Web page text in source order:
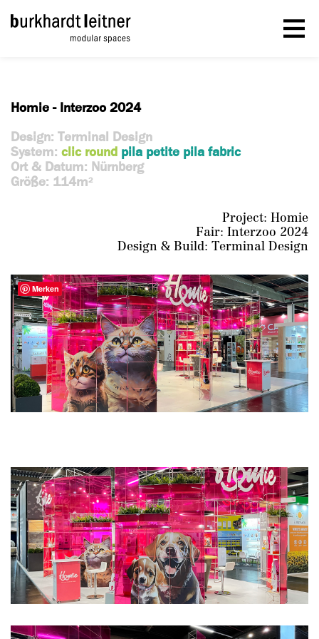
DE / EN
Homie - Interzoo 2024
Design: Terminal Design
System: clic round pila petite pila fabric
Ort & Datum: Nürnberg
Größe: 114m2
Project: Homie
Fair: Interzoo 2024
Design & Build: Terminal Design
Merken